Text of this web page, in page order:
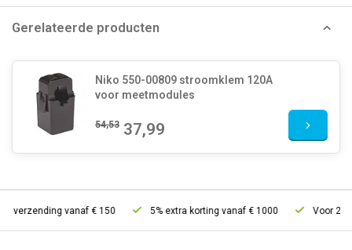
Gerelateerde producten
Niko 550-00809 stroomklem 120A
voor meetmodules
54,53 37,99
verzending vanaf € 150 5% extra korting vanaf € 1000 Voor 21u